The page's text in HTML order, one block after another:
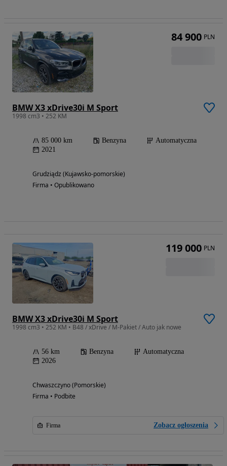
BMW X3 xDrive30i M Sport
1998 cm3 • 252 KM
85 000 km Benzyna
Automatyczna
2021
Grudziądz (Kujawsko-pomorskie)
Firma • Opublikowano
84 900 PLN
BMW X3 xDrive30i M Sport
1998 cm3 • 252 KM • B48 / xDrive / M-Pakiet / Auto jak nowe
56 km Benzyna
Automatyczna
2026
Chwaszczyno (Pomorskie)
Firma • Podbite
Firma Zobacz ogłoszenia
119 000 PLN